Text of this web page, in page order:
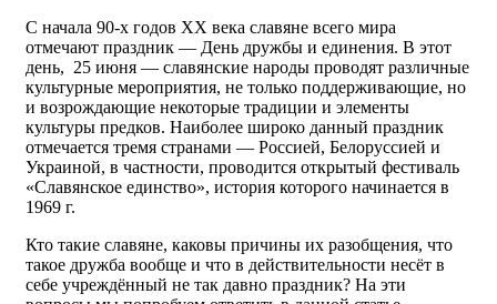
С начала 90-х годов XX века славяне всего мира
отмечают праздник — День дружбы и единения. В этот
день, 25 июня — славянские народы проводят различные
культурные мероприятия, не только поддерживающие, но
и возрождающие некоторые традиции и элементы
культуры предков. Наиболее широко данный праздник
отмечается тремя странами — Россией, Белоруссией и
Украиной, в частности, проводится открытый фестиваль
«Cлавянское единство», история которого начинается в
1969 г.
Кто такие славяне, каковы причины их разобщения, что
такое дружба вообще и что в действительности несёт в
себе учреждённый не так давно праздник? На эти